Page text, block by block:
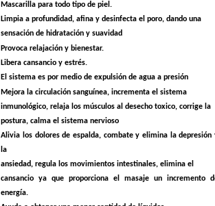
Mascarilla para todo tipo de piel.
Limpia a profundidad, afina y desinfecta el poro, dando una
sensación de hidratación y suavidad
Provoca relajación y bienestar.
Libera cansancio y estrés.
El sistema es por medio de expulsión de agua a presión
Mejora la circulación sanguínea, incrementa el sistema
inmunológico, relaja los músculos al desecho toxico, corrige la
postura, calma el sistema nervioso
Alivia los dolores de espalda, combate y elimina la depresión
la
ansiedad, regula los movimientos intestinales, elimina el
cansancio ya que proporciona el masaje un incremento
energía.